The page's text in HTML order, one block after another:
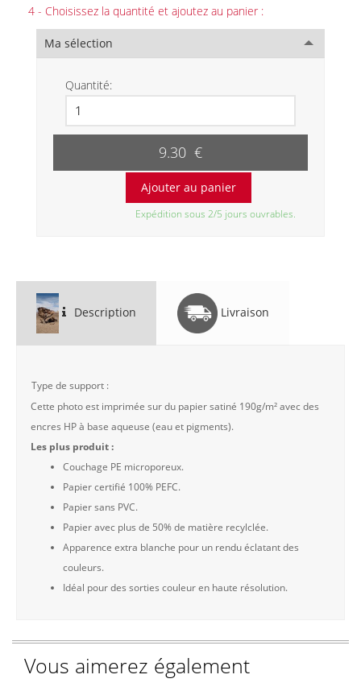
4 - Choisissez la quantité et ajoutez au panier :
Ma sélection
Quantité:
9.30 €
Expédition sous 2/5 jours ouvrables.
Description Livraison
Type de support :
Cette photo est imprimée sur du papier satiné 190g/m² avec des
encres HP à base aqueuse (eau et pigments).
Les plus produit :
Couchage PE microporeux.
Papier certifié 100% PEFC.
Papier sans PVC.
Papier avec plus de 50% de matière recylclée.
Apparence extra blanche pour un rendu éclatant des
couleurs.
Idéal pour des sorties couleur en haute résolution.
Vous aimerez également